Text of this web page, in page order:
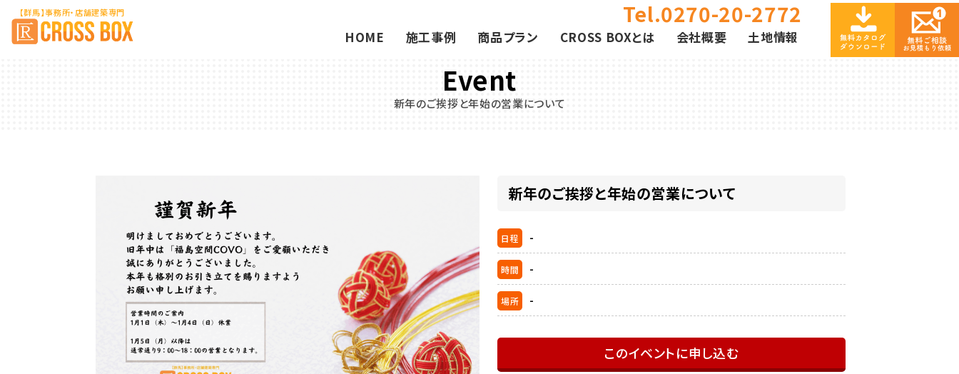
【群馬】事務所・店舗建築専門 Tel.0270-20-2772
HOME 施工事例 商品プラン CROSS BOXとは 会社概要 土地情報
Event
新年のご挨拶と年始の営業について
新年のご挨拶と年始の営業について
日程 -
時間 -
場所 -
このイベントに申し込む